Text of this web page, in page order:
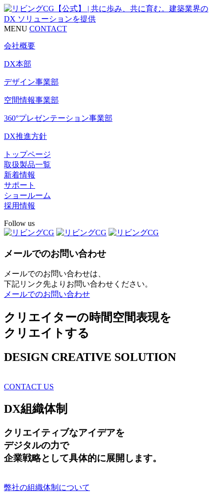
MENU CONTACT
会社概要
DX本部
デザイン事業部
空間情報事業部
360°プレゼンテーション事業部
DX推進方針
トップページ
取扱製品一覧
新着情報
サポート
ショールーム
採用情報
Follow us
メールでのお問い合わせ
メールでのお問い合わせは、
下記リンク先よりお問い合わせください。
メールでのお問い合わせ
クリエイターの時間空間表現を
クリエイトする
DESIGN CREATIVE SOLUTION
CONTACT US
DX組織体制
クリエイティブなアイデアを
デジタルの力で
企業戦略として具体的に展開します。
弊社の組織体制について